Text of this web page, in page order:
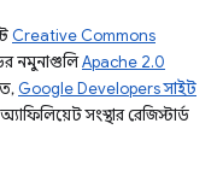
Creative Commons
নমুনাগুলিApache 2.0
Google Developers সাইট
সংস্থার রেজিস্টার্ড